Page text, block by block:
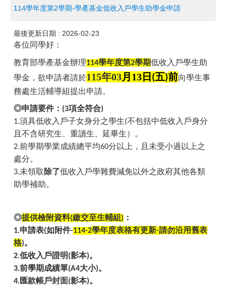
114學年度第2學期-學產基金低收入戶學生助學金申請
最後更新日期 : 2026-02-23
各位同學好：
教育部學產基金辦理114學年度第2學期低收入戶學生助
學金，欲申請者請於115年03月13 日 (五)前向學生事
務處生活輔導組提出申請。
◎申請要件： (3項全符合)
1.須具低收入戶子女身分之學生(不包括中低收入戶身分
且不含研究生、重讀生、延畢生）。
2.前學期學業成績總平均60分以上，且未受小過以上之
處分。
3.未領取 除了低收入戶學雜費減免以外之政府其他各類
助學補助。
◎提供檢附資料(繳交至生輔組 ) ：
1.申請表(如附件-114-2學年度表格有更新-請勿沿用舊表
格)。
2.低收入戶證明(影本)。
3.前學期成績單(A4大小)。
4.匯款帳戶封面(影本)。